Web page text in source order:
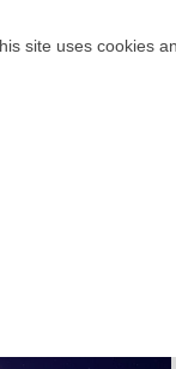
de
site uses cookies